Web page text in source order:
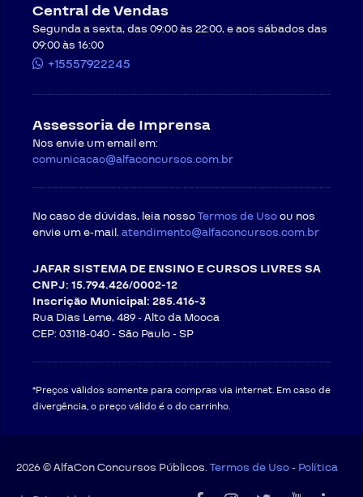
Central de Vendas
Segunda a sexta, das 09:00 às 22:00, e aos sábados das
09:00 às 16:00
+15557922245
Assessoria de Imprensa
Nos envie um email em:
comunicacao@alfaconcursos.com.br
No caso de dúvidas, leia nossoTermos de Usoou nos
envie um e-mail.atendimento@alfaconcursos.com.br
JAFAR SISTEMA DE ENSINO E CURSOS LIVRES SA
CNPJ: 15.794.426/0002-12
Inscrição Municipal: 285.416-3
Rua Dias Leme, 489 - Alto da Mooca
CEP: 03118-040 -São Paulo - SP
*Preços válidos somente para compras via internet. Em caso de
divergência, o preço válido é o do carrinho.
2026 © AlfaCon Concursos Públicos.Termos de Uso- Política